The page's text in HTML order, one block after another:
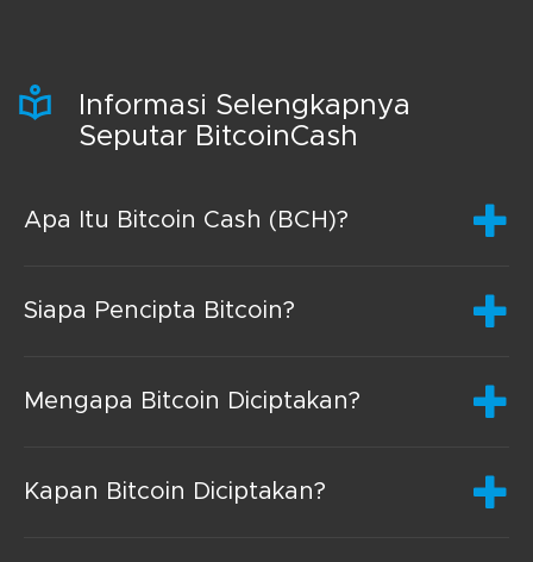
Informasi Selengkapnya
Seputar BitcoinCash
Apa Itu Bitcoin Cash (BCH)?
Siapa Pencipta Bitcoin?
Mengapa Bitcoin Diciptakan?
Kapan Bitcoin Diciptakan?